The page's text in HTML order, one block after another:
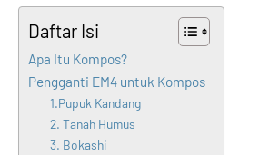
Daftar Isi
Apa Itu Kompos?
Pengganti EM4 untuk Kompos
1.Pupuk Kandang
2. Tanah Humus
3. Bokashi